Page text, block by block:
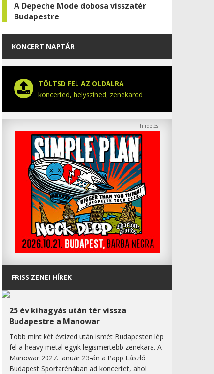
A Depeche Mode dobosa visszatér
Budapestre
KONCERT NAPTÁR
TÖLTSD FEL AZ OLDALRA
koncerted, helyszíned, zenekarod
FRISS ZENEI HÍREK
25 év kihagyás után tér vissza
Budapestre a Manowar
Több mint két évtized után ismét Budapesten lép
fel a heavy metal egyik legismertebb zenekara. A
Manowar 2027. január 23-án a Papp László
Budapest Sportarénában ad koncertet, ahol